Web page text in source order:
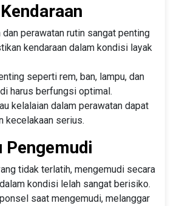
perawatan rutin sangat penting
kendaraan dalam kondisi layak
seperti rem, ban, lampu, dan
harus berfungsi optimal.
kelalaian dalam perawatan dapat
kecelakaan serius.
Pengemudi
tidak terlatih, mengemudi secara
kondisi lelah sangat berisiko.
saat mengemudi, melanggar